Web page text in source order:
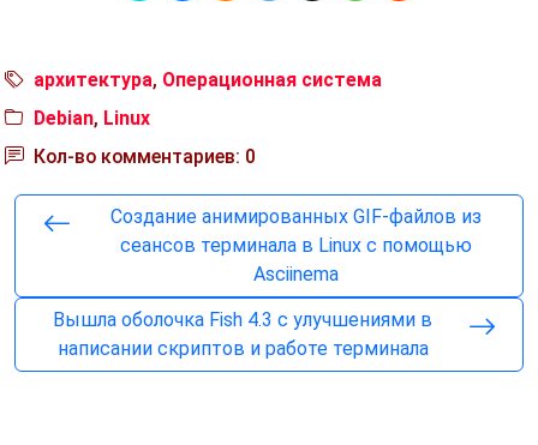
архитектура, Операционная система
Debian, Linux
Кол-во комментариев: 0
Создание анимированных GIF-файлов из
сеансов терминала в Linux с помощью
Asciinema
Вышла оболочка Fish 4.3 с улучшениями в
написании скриптов и работе терминала